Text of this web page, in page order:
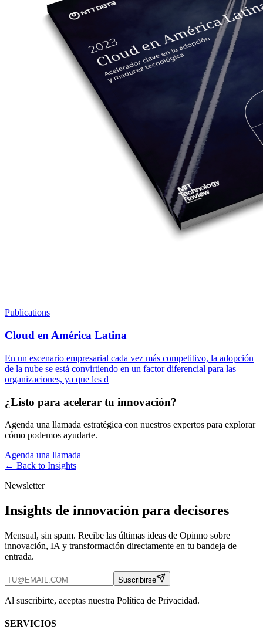
Publications
Cloud en América Latina
En un escenario empresarial cada vez más competitivo, la adopción
de la nube se está convirtiendo en un factor diferencial para las
organizaciones, ya que les d
¿Listo para acelerar tu innovación?
Agenda una llamada estratégica con nuestros expertos para explorar
cómo podemos ayudarte.
Agenda una llamada
← Back to Insights
Newsletter
Insights de innovación para decisores
Mensual, sin spam. Recibe las últimas ideas de Opinno sobre
innovación, IA y transformación directamente en tu bandeja de
entrada.
Suscribirse
Al suscribirte, aceptas nuestra Política de Privacidad.
SERVICIOS